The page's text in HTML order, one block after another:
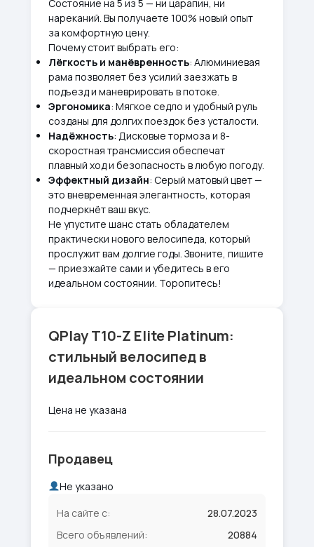
Состояние на 5 из 5 — ни царапин, ни
нареканий. Вы получаете 100% новый опыт
за комфортную цену.
Почему стоит выбрать его:
Лёгкость и манёвренность: Алюминиевая
рама позволяет без усилий заезжать в
подъезд и маневрировать в потоке.
Эргономика: Мягкое седло и удобный руль
созданы для долгих поездок без усталости.
Надёжность: Дисковые тормоза и 8-
скоростная трансмиссия обеспечат
плавный ход и безопасность в любую погоду.
Эффектный дизайн: Серый матовый цвет —
это вневременная элегантность, которая
подчеркнёт ваш вкус.
Не упустите шанс стать обладателем
практически нового велосипеда, который
прослужит вам долгие годы. Звоните, пишите
— приезжайте сами и убедитесь в его
идеальном состоянии. Торопитесь!
QPlay T10-Z Elite Platinum:
стильный велосипед в
идеальном состоянии
Цена не указана
Продавец
Не указано
На сайте с:
28.07.2023
Всего объявлений:
20884